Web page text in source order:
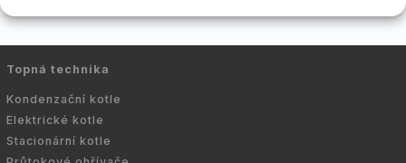
Topná technika
Kondenzační kotle
Elektrické kotle
Stacionární kotle